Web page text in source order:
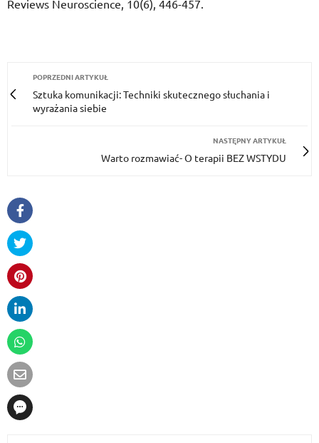
Reviews Neuroscience, 10(6), 446-457.
POPRZEDNI ARTYKUŁ
Sztuka komunikacji: Techniki skutecznego słuchania i
wyrażania siebie
NASTĘPNY ARTYKUŁ
Warto rozmawiać- O terapii BEZ WSTYDU